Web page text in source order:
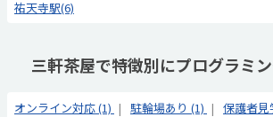
祐天寺駅(6)
三軒茶屋で特徴別にプログラミ
オンライン対応 (1) 駐輪場あり (1)
保護者見